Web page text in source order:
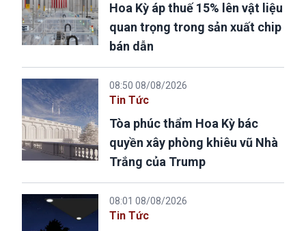
Hoa Kỳ áp thuế 15% lên vật liệu
quan trọng trong sản xuất chip
bán dẫn
08:50 08/08/2026
Tin Tức
Tòa phúc thẩm Hoa Kỳ bác
quyền xây phòng khiêu vũ Nhà
Trắng của Trump
08:01 08/08/2026
Tin Tức